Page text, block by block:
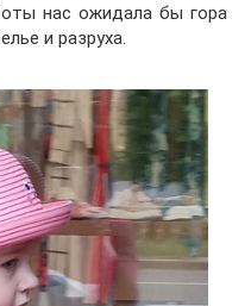
нас ожидала бы гора
и разруха.